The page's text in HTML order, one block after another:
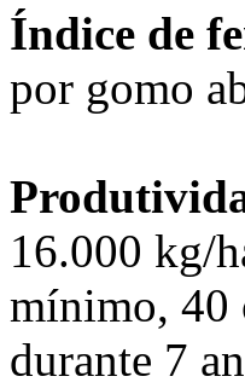
Índice de
por gomo
16.000 kg/
mínimo, 40
durante 7